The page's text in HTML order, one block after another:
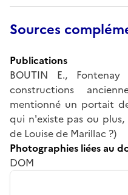
Sources
Publications
BOUTIN E.,
constructions
mentionné un portait
qui n'existe pas ou
de Louise de Marillac ?)
Photographies liées au
DOM